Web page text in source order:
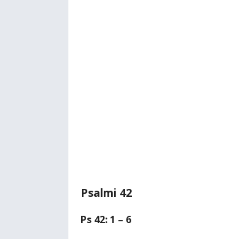
Psalmi 42
Ps 42: 1 – 6